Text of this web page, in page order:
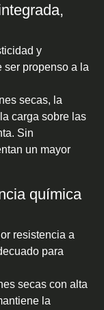
y
ser propenso a la
secas, la
carga sobre las
Sin
un mayor
química
resistencia a
para
secas con alta
la